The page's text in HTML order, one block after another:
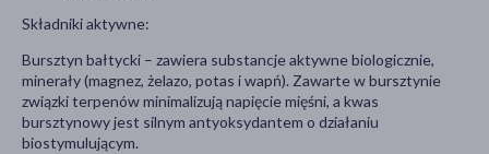
Składniki aktywne:
Bursztyn bałtycki – zawiera substancje aktywne biologicznie,
minerały (magnez, żelazo, potas i wapń). Zawarte w bursztynie
związki terpenów minimalizują napięcie mięśni, a kwas
bursztynowy jest silnym antyoksydantem o działaniu
biostymulującym.